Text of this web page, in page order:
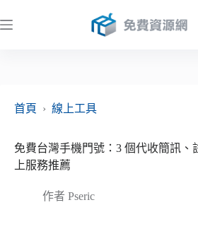
至
首頁
› 線上工具
免費台灣手機門號：3 個代收簡訊、
上服務推薦
作者 Pseric